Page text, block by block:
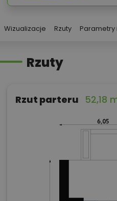
Wizualizacje Rzuty Parametry
Rzuty
Rzut parteru 52,18